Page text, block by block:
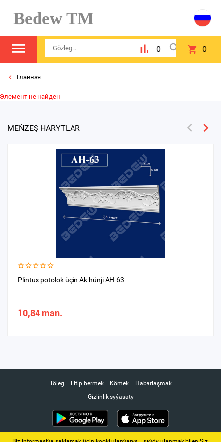
Bedew TM
0 0
Главная
Элемент не найден
MEŇZEŞ HARYTLAR
Plintus potolok üçin Ak hünji AH-63
10,84 man.
Töleg Eltip bermek Kömek
Habarlaşmak
Gizlinlik syýasaty